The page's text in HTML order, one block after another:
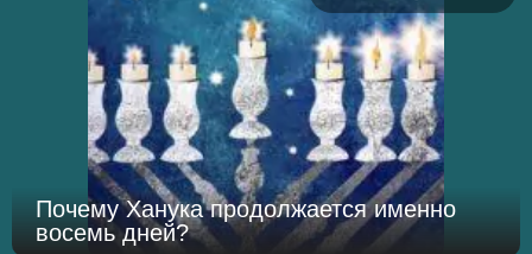
Почему Ханука продолжается именно
восемь дней?